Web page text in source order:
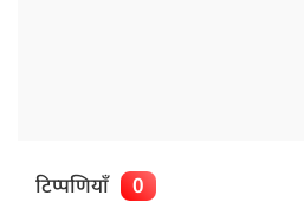
टिप्पणियाँ 0